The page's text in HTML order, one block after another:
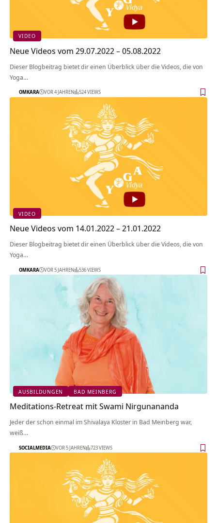
VIDEO
Neue Videos vom 29.07.2022 – 05.08.2022
Dieser Blogbeitrag bietet dir einen Überblick über die Videos, die von
Yoga…
OMKARA VOR 4 JAHREN 524 VIEWS
VIDEO
Neue Videos vom 14.01.2022 – 21.01.2022
Dieser Blogbeitrag bietet dir einen Überblick über die Videos, die von
Yoga…
OMKARA VOR 5 JAHREN 536 VIEWS
AUSBILDUNGEN BAD MEINBERG
Meditations-Retreat mit Swami Nirgunananda
Jeder der schon einmal im Shivalaya Kloster in Bad Meinberg war,
weiß…
SOCIALMEDIA VOR 5 JAHREN 723 VIEWS